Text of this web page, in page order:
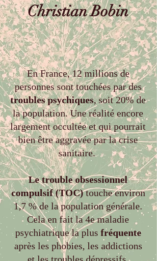
Christian Bobin
En France, 12 millions de
personnes sont touchées par des
troubles psychiques, soit 20% de
la population. Une réalité encore
largement occultée et qui pourrait
bien être aggravée par la crise
sanitaire.
Le trouble obsessionnel
compulsif (TOC)touche environ
1,7 % de la population générale.
Cela en fait la 4e maladie
psychiatrique la plus fréquente
après les phobies, les addictions